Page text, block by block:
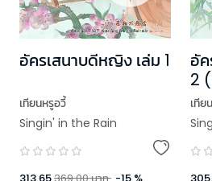
อัครเสนาบดีหญิง เล่ม 1
เทียนหรูอวี้
Singin' in the Rain
313.65369.00บาท -15 %
อั
2
เทีย